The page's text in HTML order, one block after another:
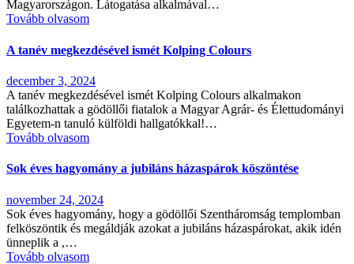
Magyarországon. Látogatása alkalmával…
Tovább olvasom
A tanév megkezdésével ismét Kolping Colours
december 3, 2024
A tanév megkezdésével ismét Kolping Colours alkalmakon
találkozhattak a gödöllői fiatalok a Magyar Agrár- és Élettudományi
Egyetem-n tanuló külföldi hallgatókkal!…
Tovább olvasom
Sok éves hagyomány a jubiláns házaspárok köszöntése
november 24, 2024
Sok éves hagyomány, hogy a gödöllői Szentháromság templomban
felköszöntik és megáldják azokat a jubiláns házaspárokat, akik idén
ünneplik a ,…
Tovább olvasom